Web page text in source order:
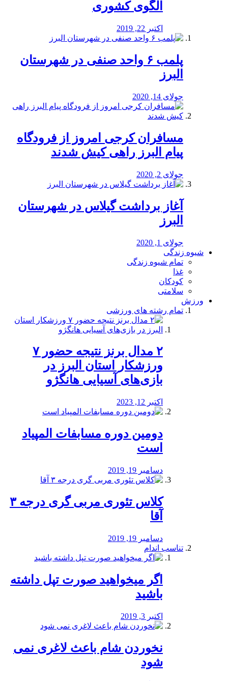
الگوی کشوری
اکتبر 22, 2019
پلمب ۶ واحد صنفی در شهرستان
البرز
جولای 14, 2020
مسافران کرجی امروز از فرودگاه
پیام البرز راهی کیش شدند
جولای 2, 2020
آغاز برداشت گیلاس در شهرستان
البرز
جولای 1, 2020
شیوه زندگی
تمام شیوه زندگی
غذا
کودکان
سلامتی
ورزش
تمام رشته های ورزشی
۲ مدال برنز نتیجه حضور ۷
ورزشکار استان البرز در
بازی‌های آسیایی هانگژو
اکتبر 12, 2023
دومین دوره مسابفات المپیاد
است
دسامبر 19, 2019
کلاس تئوری مربی گری درجه ۳
آقا
دسامبر 19, 2019
تناسب اندام
اگر میخواهید صورت تپل داشته
باشید
اکتبر 3, 2019
نخوردن شام باعث لاغری نمی
‌شود